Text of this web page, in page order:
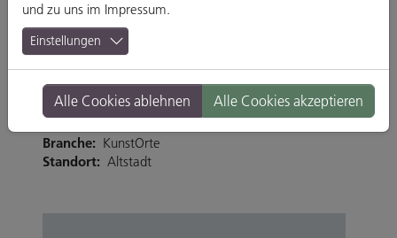
Kunstgewerbe
Gewürz-Eckerl
Unter den Schwibbögen 13, 93047 Regensburg
Branche: KunstOrte
Standort: Altstadt
und zu uns im Impressum.
Einstellungen
Alle Cookies ablehnen Alle Cookies akzeptieren